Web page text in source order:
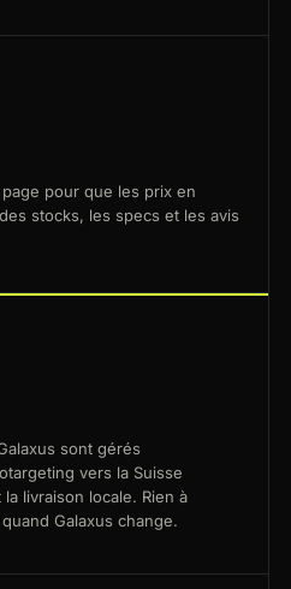
pour que les prix en
stocks, les specs et les avis
sont gérés
vers la Suisse
livraison locale. Rien à
Galaxus change.